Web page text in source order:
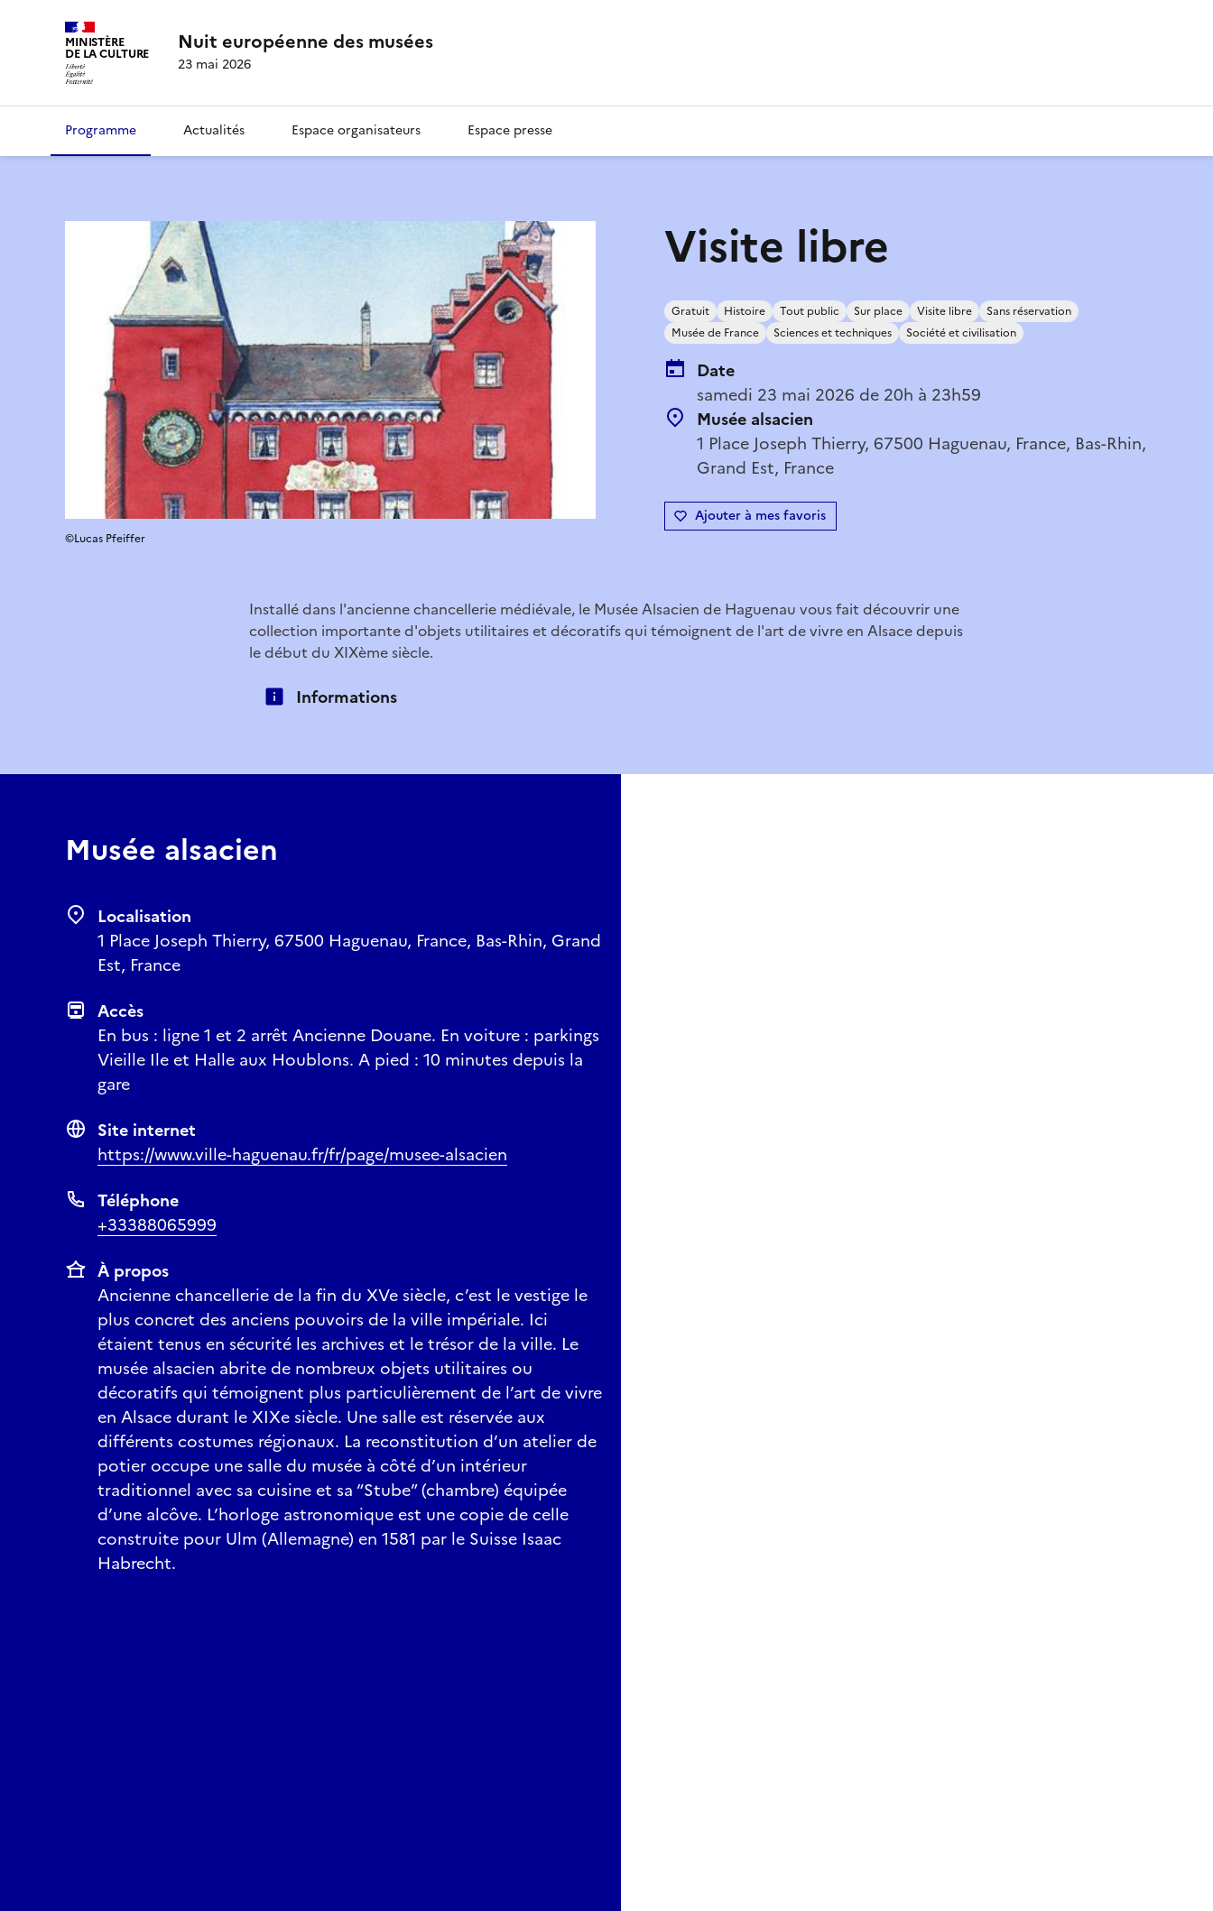
MINISTÈRE
DE LA CULTURE Nuit européenne des musées
23 mai 2026
Programme Actualités Espace organisateurs Espace presse
Visite libre
Gratuit Histoire Tout public Sur place Visite libre
Sans réservation
Musée de France
Sciences et techniques Société et civilisation
Date
samedi 23 mai 2026 de 20h à 23h59
Musée alsacien
1 Place Joseph Thierry, 67500 Haguenau, France, Bas-Rhin,
Grand Est, France
Ajouter à mes favoris
©Lucas Pfeiffer
Installé dans l'ancienne chancellerie médiévale, le Musée Alsacien de Haguenau vous fait découvrir une
collection importante d'objets utilitaires et décoratifs qui témoignent de l'art de vivre en Alsace depuis
le début du XIXème siècle.
Informations
Musée alsacien
Localisation
1 Place Joseph Thierry, 67500 Haguenau, France, Bas-Rhin, Grand
Est, France
Accès
En bus : ligne 1 et 2 arrêt Ancienne Douane. En voiture : parkings
Vieille Ile et Halle aux Houblons. A pied : 10 minutes depuis la
gare
Site internet
https://www.ville-haguenau.fr/fr/page/musee-alsacien
Téléphone
+33388065999
À propos
Ancienne chancellerie de la fin du XVe siècle, c’est le vestige le
plus concret des anciens pouvoirs de la ville impériale. Ici
étaient tenus en sécurité les archives et le trésor de la ville. Le
musée alsacien abrite de nombreux objets utilitaires ou
décoratifs qui témoignent plus particulièrement de l’art de vivre
en Alsace durant le XIXe siècle. Une salle est réservée aux
différents costumes régionaux. La reconstitution d’un atelier de
potier occupe une salle du musée à côté d’un intérieur
traditionnel avec sa cuisine et sa “Stube” (chambre) équipée
d’une alcôve. L’horloge astronomique est une copie de celle
construite pour Ulm (Allemagne) en 1581 par le Suisse Isaac
Habrecht.